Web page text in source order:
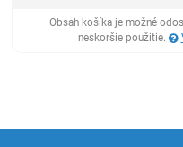
Obsah košíka je možné
neskoršie použitie.